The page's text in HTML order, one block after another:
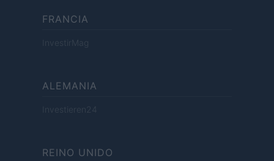
FRANCIA
InvestirMag
ALEMANIA
Investieren24
REINO UNIDO